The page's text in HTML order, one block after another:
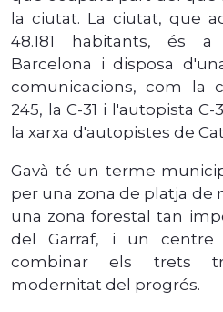
la ciutat. La ciutat, que
48.181 habitants, és
Barcelona i disposa
comunicacions, com la
245, la C-31 i l'autopista
la xarxa d'autopistes de
Gavà té un terme
per una zona de platja de
una zona forestal tan
del Garraf, i un
combinar els trets
modernitat del progrés.